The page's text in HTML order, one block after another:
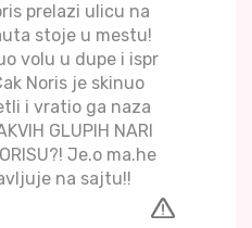
prelazi ulicu na
stoje u mestu!
volu u dupe i ispr
Noris je skinuo
i vratio ga naza
GLUPIH NARI
Je.o ma.he
na sajtu!!